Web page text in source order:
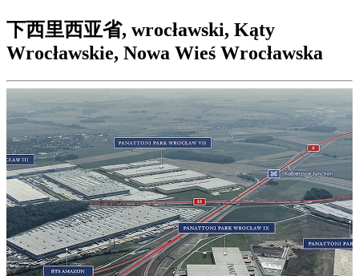
下西里西亚省, wrocławski, Kąty
Wrocławskie, Nowa Wieś Wrocławska